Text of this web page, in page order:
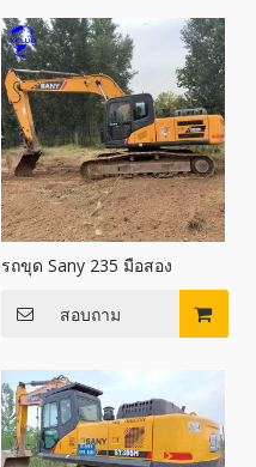
รถขุด Sany 235 มือสอง
สอบถาม